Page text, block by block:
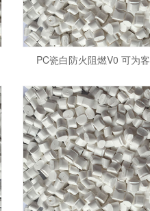
PC瓷白防火阻燃V0 可为